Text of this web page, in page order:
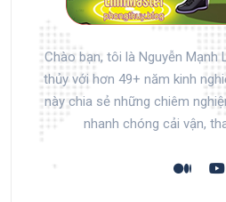
Chào bạn, tôi là Nguyễn Mạnh
thủy với hơn 49+ năm kinh
này chia sẻ những chiêm
nhanh chóng cải vận,